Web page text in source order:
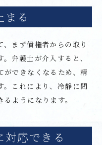
る
まず債権者からの取り
弁護士が介入すると、
ができなくなるため、精
。これにより、冷静に問
ようになります。
応できる